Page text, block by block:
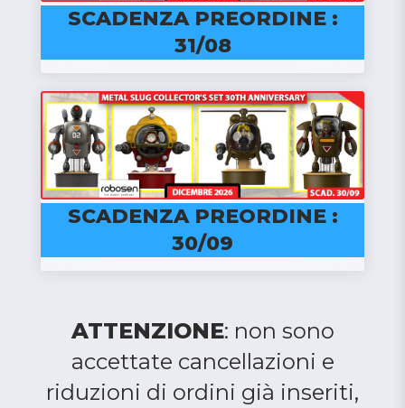
SCADENZA PREORDINE :
31/08
SCADENZA PREORDINE :
30/09
ATTENZIONE: non sono
accettate cancellazioni e
riduzioni di ordini già inseriti,